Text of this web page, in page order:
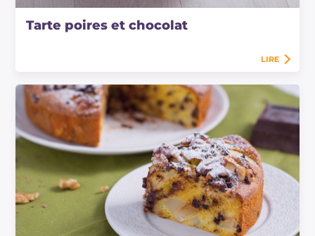
Tarte poires et chocolat
LIRE